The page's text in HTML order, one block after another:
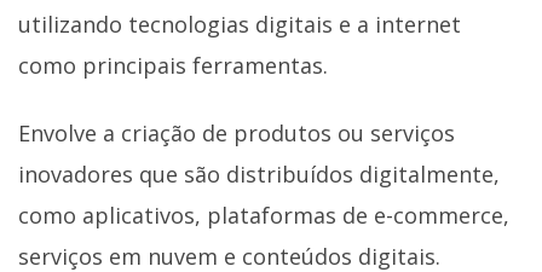
utilizando tecnologias digitais e a internet
como principais ferramentas.
Envolve a criação de produtos ou serviços
inovadores que são distribuídos digitalmente,
como aplicativos, plataformas de e-commerce,
serviços em nuvem e conteúdos digitais.